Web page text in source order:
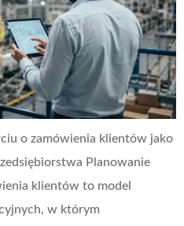
o zamówienia klientów jako
Planowanie
klientów to model
w którym